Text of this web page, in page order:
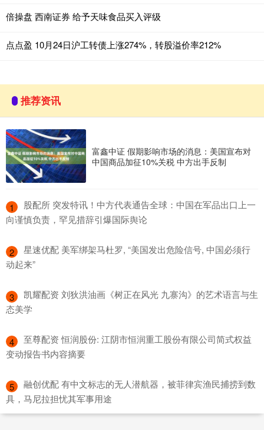
倍操盘 西南证券 给予天味食品买入评级
点点盈 10月24日沪工转债上涨274%，转股溢价率212%
推荐资讯
富鑫中证 假期影响市场的消息：美国宣布对
中国商品加征10%关税 中方出手反制
1
​股配所 突发特讯！中方代表通告全球：中国在军品出口上一
向谨慎负责，罕见措辞引爆国际舆论
2
​星速优配 美军绑架马杜罗, “美国发出危险信号, 中国必须行
动起来”
3
​凯耀配资 刘狄洪油画《树正在风光 九寨沟》的艺术语言与生
态美学
4
​至尊配资 恒润股份: 江阴市恒润重工股份有限公司简式权益
变动报告书内容摘要
5
​融创优配 有中文标志的无人潜航器，被菲律宾渔民捕捞到数
具，马尼拉担忧其军事用途